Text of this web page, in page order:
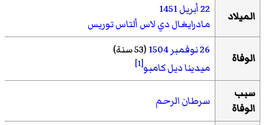
الميلاد 22 أبريل
1451
مادرايغال دي لاس ألتاس توريس
الوفاة
26 نوفمبر 1504(53 سنة)
ميدينا ديل كامبو[1]
سبب
الوفاة
سرطان الرحم